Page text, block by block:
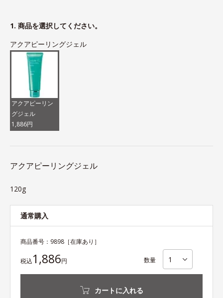
1. 商品を選択してください。
アクアピーリングジェル
アクアピーリン
グジェル
1,886円
アクアピーリングジェル
120g
通常購入
商品番号： 9898 ［在庫あり］
税込1,886円 数量
カートに入れる